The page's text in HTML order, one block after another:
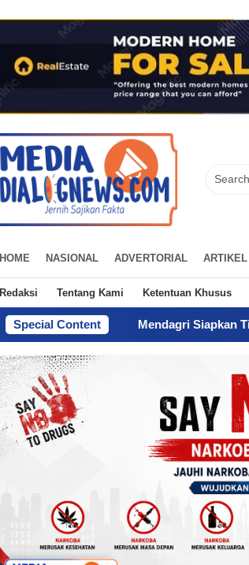
HOME NASIONAL ADVERTORIAL ARTIKEL
Redaksi Tentang Kami Ketentuan Khusus
Special Content
Mendagri Siapkan Tiga Langkah